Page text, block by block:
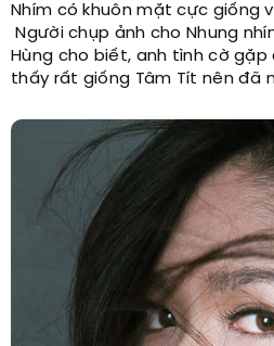
Nhím có khuôn mặt cực giống
Người chụp ảnh cho Nhung
Hùng cho biết, anh tình cờ gặp
thấy rất giống Tâm Tít nên đã